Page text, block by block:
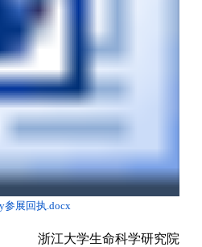
参展回执.docx
浙江大学生命科学研究院